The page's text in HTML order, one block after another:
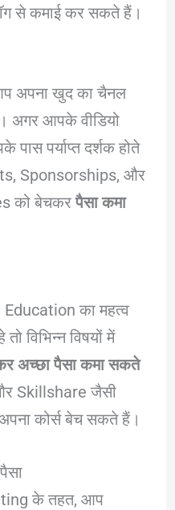
से कमाई कर सकते हैं।
अपना खुद का चैनल
अगर आपके वीडियो
पर्याप्त दर्शक होते
Sponsorships, और
को बेचकरपैसा कमा
Education का महत्व
विभिन्न विषयों में
अच्छा पैसा कमा सकते
Skillshare जैसी
कोर्स बेच सकते हैं।
के तहत, आप